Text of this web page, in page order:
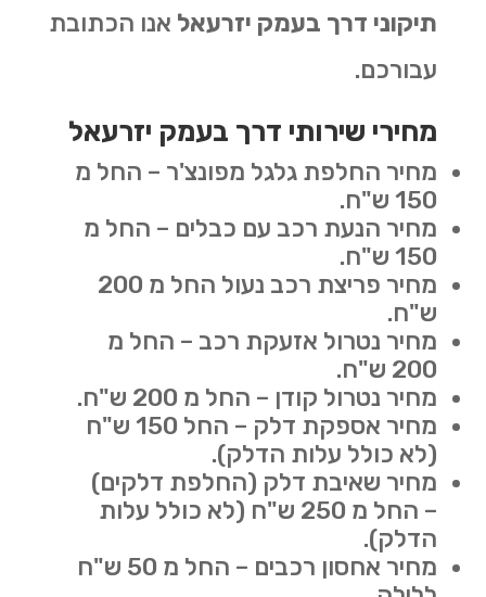
תיקוני דרך בעמק יזרעאל אנו הכתובת
עבורכם.
מחירי שירותי דרך בעמק יזרעאל
מחיר החלפת גלגל מפונצ'ר – החל מ
150 ש"ח.
מחיר הנעת רכב עם כבלים – החל מ
150 ש"ח.
מחיר פריצת רכב נעול החל מ 200
ש"ח.
מחיר נטרול אזעקת רכב – החל מ
200 ש"ח.
מחיר נטרול קודן – החל מ 200 ש"ח.
מחיר אספקת דלק – החל 150 ש"ח
(לא כולל עלות הדלק).
מחיר שאיבת דלק (החלפת דלקים)
– החל מ 250 ש"ח (לא כולל עלות
הדלק).
מחיר אחסון רכבים – החל מ 50 ש"ח